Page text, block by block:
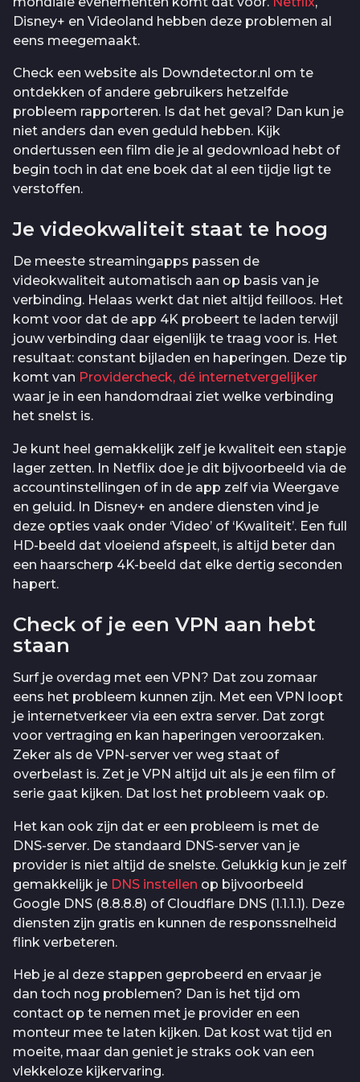
Disney+ en Videoland hebben deze problemen al
eens meegemaakt.
Check een website als Downdetector.nl om te
ontdekken of andere gebruikers hetzelfde
probleem rapporteren. Is dat het geval? Dan kun je
niet anders dan even geduld hebben. Kijk
ondertussen een film die je al gedownload hebt of
begin toch in dat ene boek dat al een tijdje ligt te
verstoffen.
Je videokwaliteit staat te hoog
De meeste streamingapps passen de
videokwaliteit automatisch aan op basis van je
verbinding. Helaas werkt dat niet altijd feilloos. Het
komt voor dat de app 4K probeert te laden terwijl
jouw verbinding daar eigenlijk te traag voor is. Het
resultaat: constant bijladen en haperingen. Deze tip
komt van Providercheck, dé internetvergelijker
waar je in een handomdraai ziet welke verbinding
het snelst is.
Je kunt heel gemakkelijk zelf je kwaliteit een stapje
lager zetten. In Netflix doe je dit bijvoorbeeld via de
accountinstellingen of in de app zelf via Weergave
en geluid. In Disney+ en andere diensten vind je
deze opties vaak onder ‘Video’ of ‘Kwaliteit’. Een full
HD-beeld dat vloeiend afspeelt, is altijd beter dan
een haarscherp 4K-beeld dat elke dertig seconden
hapert.
Check of je een VPN aan hebt
staan
Surf je overdag met een VPN? Dat zou zomaar
eens het probleem kunnen zijn. Met een VPN loopt
je internetverkeer via een extra server. Dat zorgt
voor vertraging en kan haperingen veroorzaken.
Zeker als de VPN-server ver weg staat of
overbelast is. Zet je VPN altijd uit als je een film of
serie gaat kijken. Dat lost het probleem vaak op.
Het kan ook zijn dat er een probleem is met de
DNS-server. De standaard DNS-server van je
provider is niet altijd de snelste. Gelukkig kun je zelf
gemakkelijk je DNS instellen op bijvoorbeeld
Google DNS (8.8.8.8) of Cloudflare DNS (1.1.1.1). Deze
diensten zijn gratis en kunnen de responssnelheid
flink verbeteren.
Heb je al deze stappen geprobeerd en ervaar je
dan toch nog problemen? Dan is het tijd om
contact op te nemen met je provider en een
monteur mee te laten kijken. Dat kost wat tijd en
moeite, maar dan geniet je straks ook van een
vlekkeloze kijkervaring.